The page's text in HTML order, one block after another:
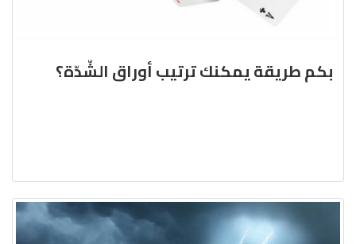
بكم طريقة يمكنك ترتيب أوراق الشّدّة؟